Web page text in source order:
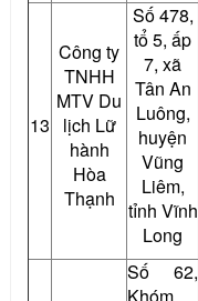
13
Công ty
TNHH
MTV Du
lịch Lữ
hành
Hòa
Thạnh
Số 478,
tổ 5, ấp
7, xã
Tân An
Luông,
huyện
Vũng
Liêm,
tỉnh Vĩnh
Long
Số 62,
Khóm